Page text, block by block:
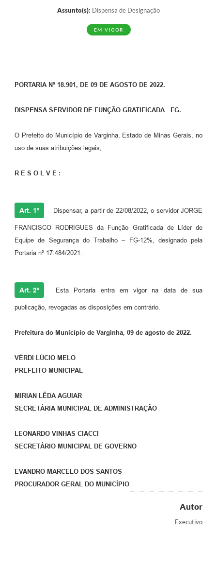
Assunto(s): Dispensa de Designação
EM VIGOR
PORTARIA Nº 18.901, DE 09 DE AGOSTO DE 2022.
DISPENSA SERVIDOR DE FUNÇÃO GRATIFICADA - FG.
O Prefeito do Município de Varginha, Estado de Minas Gerais, no
uso de suas atribuições legais;
R E S O L V E :
Art. 1º Dispensar, a partir de 22/08/2022, o servidor JORGE
FRANCISCO RODRIGUES da Função Gratificada de Líder de
Equipe de Segurança do Trabalho – FG-12%, designado pela
Portaria nº 17.484/2021.
Art. 2º Esta Portaria entra em vigor na data de sua
publicação, revogadas as disposições em contrário.
Prefeitura do Município de Varginha, 09 de agosto de 2022.
VÉRDI LÚCIO MELO
PREFEITO MUNICIPAL
MIRIAN LÊDA AGUIAR
SECRETÁRIA MUNICIPAL DE ADMINISTRAÇÃO
LEONARDO VINHAS CIACCI
SECRETÁRIO MUNICIPAL DE GOVERNO
EVANDRO MARCELO DOS SANTOS
PROCURADOR GERAL DO MUNICÍPIO
Autor
Executivo